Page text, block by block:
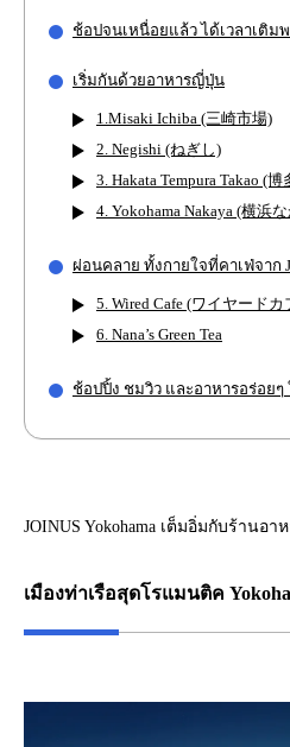
ช้อปจนเหนื่อยแล้ว ได้เวลาเติม
เริ่มกันด้วยอาหารญี่ปุ่น
1.Misaki Ichiba (三崎市場)
2. Negishi (ねぎし)
3. Hakata Tempura Takao (
4. Yokohama Nakaya (横浜
ผ่อนคลาย ทั้งกายใจที่คาเฟ่จาก
5. Wired Cafe (ワイヤードカ
6. Nana’s Green Tea
ช้อปปิ้ง ชมวิว และอาหารอร่อยๆ
JOINUS Yokohama เต็มอิ่มกับร้านอา
เมืองท่าเรือสุดโรแมนติค